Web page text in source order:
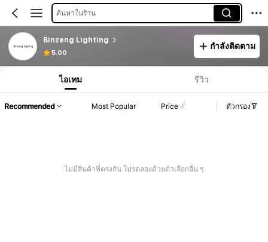
ค้นหาในร้าน
Binzeng Lighting
5.00
กำลังติดตาม
ไอเทม รีวิว
Recommended Most Popular Price ตัวกรอง
ไม่มีสินค้าที่ตรงกัน โปรดลองด้วยตัวเลือกอื่น ๆ